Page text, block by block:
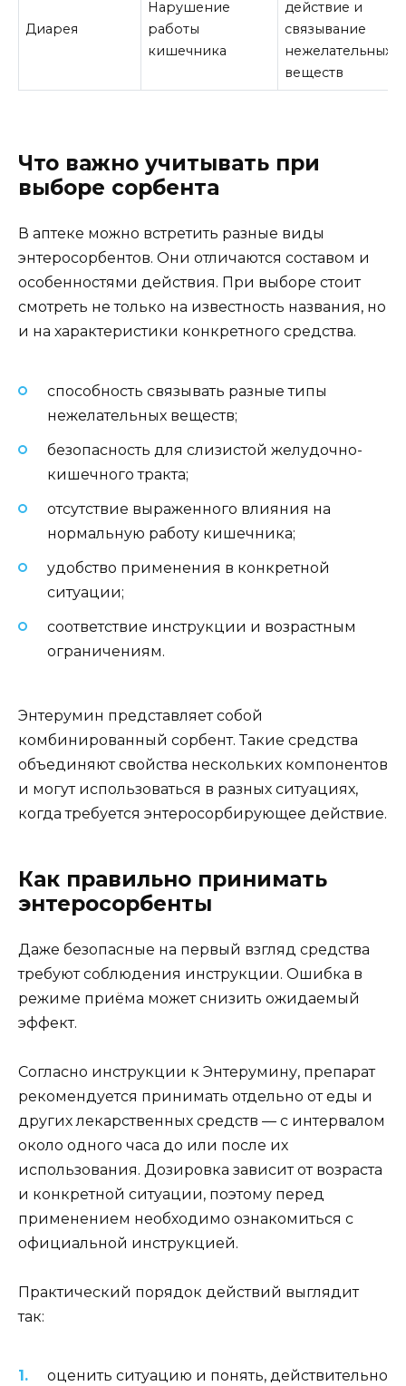
Диарея
Нарушение
работы
кишечника
действие и
связывание
нежелательных
веществ
Что важно учитывать при
выборе сорбента
В аптеке можно встретить разные виды
энтеросорбентов. Они отличаются составом и
особенностями действия. При выборе стоит
смотреть не только на известность названия, но
и на характеристики конкретного средства.
способность связывать разные типы
нежелательных веществ;
безопасность для слизистой желудочно-
кишечного тракта;
отсутствие выраженного влияния на
нормальную работу кишечника;
удобство применения в конкретной
ситуации;
соответствие инструкции и возрастным
ограничениям.
Энтерумин представляет собой
комбинированный сорбент. Такие средства
объединяют свойства нескольких компонентов
и могут использоваться в разных ситуациях,
когда требуется энтеросорбирующее действие.
Как правильно принимать
энтеросорбенты
Даже безопасные на первый взгляд средства
требуют соблюдения инструкции. Ошибка в
режиме приёма может снизить ожидаемый
эффект.
Согласно инструкции к Энтерумину, препарат
рекомендуется принимать отдельно от еды и
других лекарственных средств — с интервалом
около одного часа до или после их
использования. Дозировка зависит от возраста
и конкретной ситуации, поэтому перед
применением необходимо ознакомиться с
официальной инструкцией.
Практический порядок действий выглядит
так:
оценить ситуацию и понять, действительно